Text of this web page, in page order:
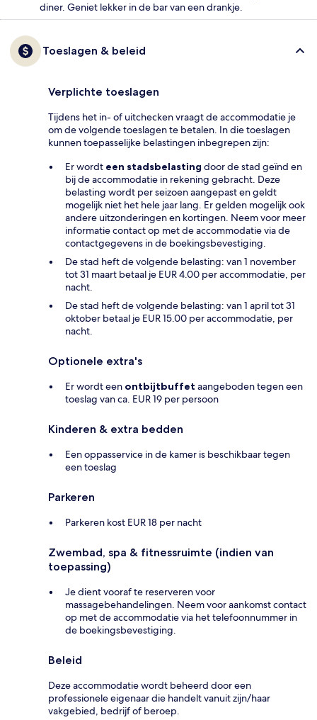
diner. Geniet lekker in de bar van een drankje.
Toeslagen & beleid
Verplichte toeslagen
Tijdens het in- of uitchecken vraagt de accommodatie je
om de volgende toeslagen te betalen. In die toeslagen
kunnen toepasselijke belastingen inbegrepen zijn:
Er wordt een stadsbelasting door de stad geïnd en
bij de accommodatie in rekening gebracht. Deze
belasting wordt per seizoen aangepast en geldt
mogelijk niet het hele jaar lang. Er gelden mogelijk ook
andere uitzonderingen en kortingen. Neem voor meer
informatie contact op met de accommodatie via de
contactgegevens in de boekingsbevestiging.
De stad heft de volgende belasting: van 1 november
tot 31 maart betaal je EUR 4.00 per accommodatie, per
nacht.
De stad heft de volgende belasting: van 1 april tot 31
oktober betaal je EUR 15.00 per accommodatie, per
nacht.
Optionele extra's
Er wordt een ontbijtbuffet aangeboden tegen een
toeslag van ca. EUR 19 per persoon
Kinderen & extra bedden
Een oppasservice in de kamer is beschikbaar tegen
een toeslag
Parkeren
Parkeren kost EUR 18 per nacht
Zwembad, spa & fitnessruimte (indien van
toepassing)
Je dient vooraf te reserveren voor
massagebehandelingen. Neem voor aankomst contact
op met de accommodatie via het telefoonnummer in
de boekingsbevestiging.
Beleid
Deze accommodatie wordt beheerd door een
professionele eigenaar die handelt vanuit zijn/haar
vakgebied, bedrijf of beroep.